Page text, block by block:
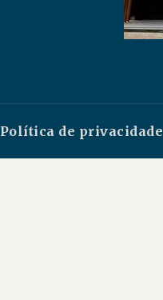
Política de privacidade